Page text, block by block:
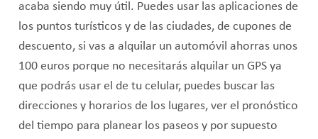
acaba siendo muy útil. Puedes usar las aplicaciones de
los puntos turísticos y de las ciudades, de cupones de
descuento, si vas a alquilar un automóvil ahorras unos
100 euros porque no necesitarás alquilar un GPS ya
que podrás usar el de tu celular, puedes buscar las
direcciones y horarios de los lugares, ver el pronóstico
del tiempo para planear los paseos y por supuesto